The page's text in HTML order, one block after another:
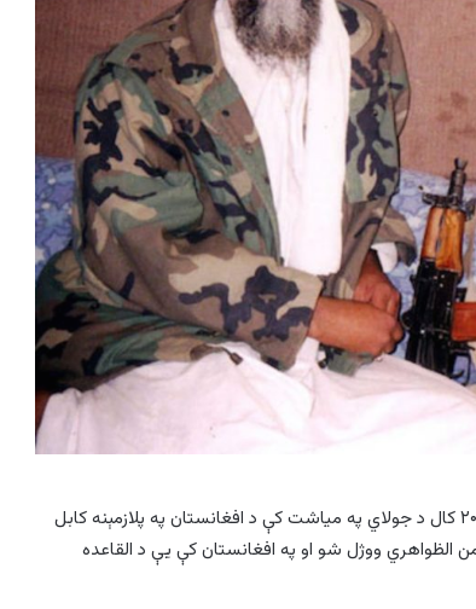
له افغانستان څخه د دا ډول ګواښونو کچه هغه مهال لوړه شوه چې ۲۰۲۲ کال د جولاي په میاشت کې د افغانستان په پلازمېنه کابل
الظواهري ووژل شو او په افغانستان کې یې د القاعده